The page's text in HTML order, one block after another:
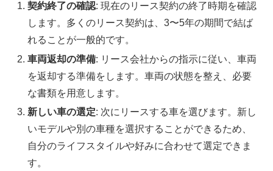
契約終了の確認: 現在のリース契約の終了時期を確認
します。多くのリース契約は、3〜5年の期間で結ば
れることが一般的です。
車両返却の準備: リース会社からの指示に従い、車両
を返却する準備をします。車両の状態を整え、必要
な書類を用意します。
新しい車の選定: 次にリースする車を選びます。新し
いモデルや別の車種を選択することができるため、
自分のライフスタイルや好みに合わせて選定できま
す。